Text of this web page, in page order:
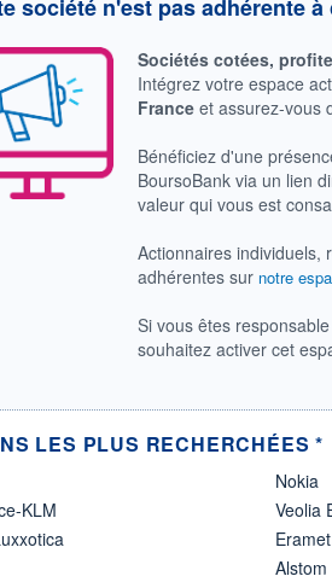
société n'est pas adhérente à
Sociétés cotées,
Intégrez votre espace
France et assurez-vous
Bénéficiez d'une
BoursoBank via un lien
valeur qui vous est
Actionnaires individuels,
adhérentes sur notre
Si vous êtes
souhaitez activer cet
LES PLUS RECHERCHÉES *
KLM
Nokia
Veolia
Eramet
Alstom